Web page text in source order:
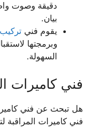
دقيقة وصوت
بيان.
يقوم فني
وبرمجتها
السهولة.
فني كاميرات
هل تبحث عن فني
فني كاميرات المراقبة